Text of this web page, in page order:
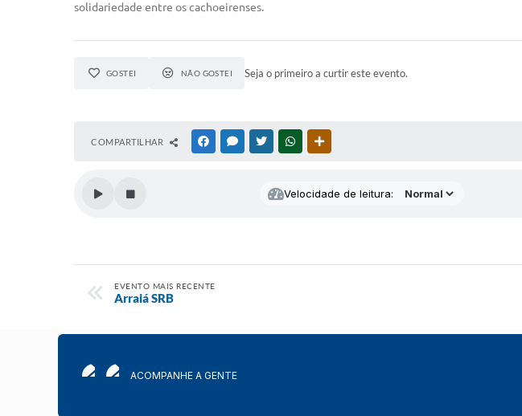
solidariedade entre os cachoeirenses.
GOSTEI NÃO GOSTEI Seja o primeiro a curtir este evento.
COMPARTILHAR FACEBOOKMESSENGER
TWITTERWHATSAPP
Velocidade de leitura:
EVENTO MAIS RECENTE
Arraiá SRB
ACOMPANHE A GENTE